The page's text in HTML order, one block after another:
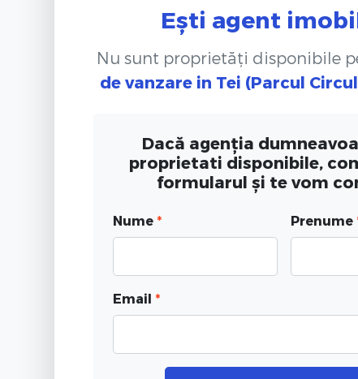
Ești agent
Nu sunt proprietăți disponibile
de vanzare in Tei (Parcul
Dacă agenția
proprietati disponibile,
formularul și te vom
Nume * Prenume
Email *